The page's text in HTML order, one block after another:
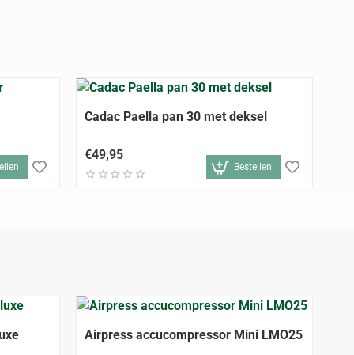
Cadac Paella pan 30 met deksel
€49,95
Bestellen
-14%
Airpress accucompressor Mini LMO25